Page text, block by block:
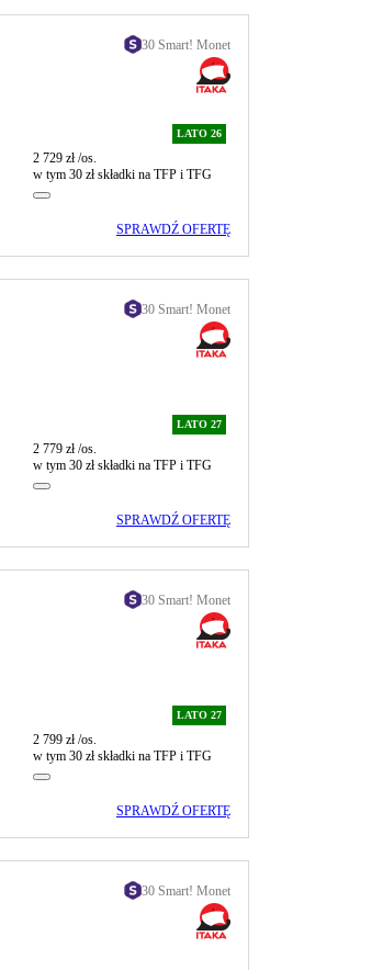
30 Smart! Monet
LATO 26
2 729 zł/os.
w tym 30 zł składki na TFP i TFG
SPRAWDŹ OFERTĘ
30 Smart! Monet
LATO 27
2 779 zł/os.
w tym 30 zł składki na TFP i TFG
SPRAWDŹ OFERTĘ
30 Smart! Monet
LATO 27
2 799 zł/os.
w tym 30 zł składki na TFP i TFG
SPRAWDŹ OFERTĘ
30 Smart! Monet